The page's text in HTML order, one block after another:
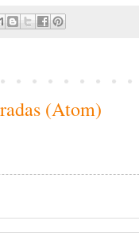
(Atom)